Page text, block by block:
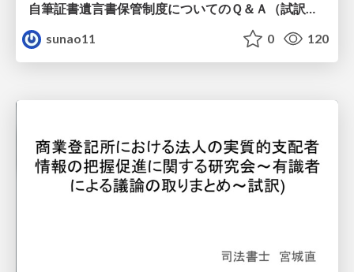
自筆証書遺言書保管制度についてのＱ＆Ａ（試訳） Q&A about self-signed will testamentary keeping system.(The trial translation)
sunao11
0 120